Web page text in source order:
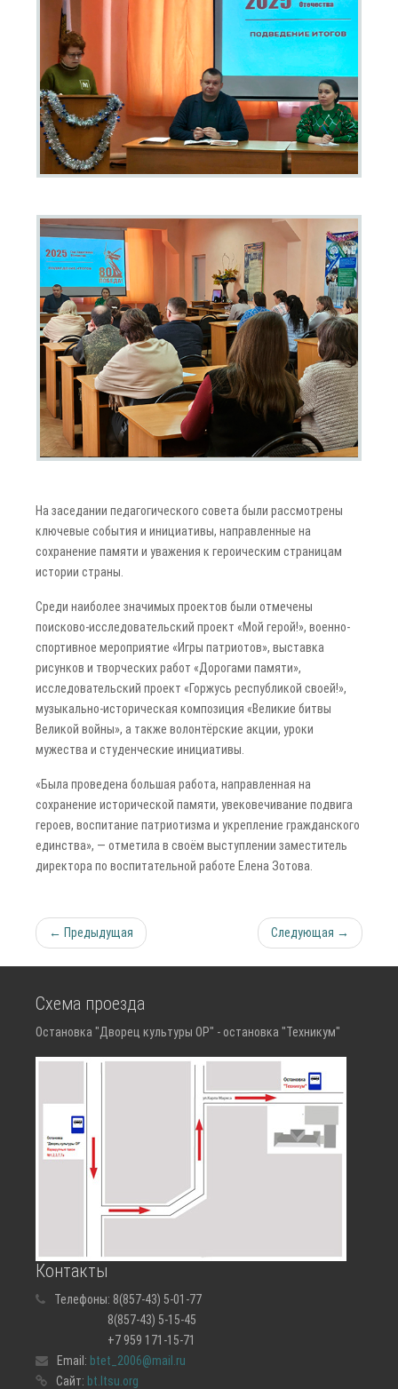
На заседании педагогического совета были рассмотрены
ключевые события и инициативы, направленные на
сохранение памяти и уважения к героическим страницам
истории страны.
Среди наиболее значимых проектов были отмечены
поисково-исследовательский проект «Мой герой!», военно-
спортивное мероприятие «Игры патриотов», выставка
рисунков и творческих работ «Дорогами памяти»,
исследовательский проект «Горжусь республикой своей!»,
музыкально-историческая композиция «Великие битвы
Великой войны», а также волонтёрские акции, уроки
мужества и студенческие инициативы.
«Была проведена большая работа, направленная на
сохранение исторической памяти, увековечивание подвига
героев, воспитание патриотизма и укрепление гражданского
единства», — отметила в своём выступлении заместитель
директора по воспитательной работе Елена Зотова.
← Предыдущая Следующая →
Схема проезда
Остановка "Дворец культуры ОР" - остановка "Техникум"
Контакты
Телефоны: 8(857-43) 5-01-77
8(857-43) 5-15-45
+7 959 171-15-71
Email: btet_2006@mail.ru
Сайт: bt.ltsu.org